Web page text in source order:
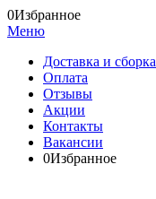
0Избранное
Меню
Доставка и сборка
Оплата
Отзывы
Акции
Контакты
Вакансии
0Избранное